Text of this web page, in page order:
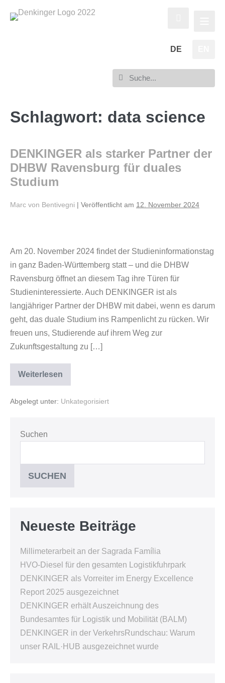
DE
Schlagwort: data science
DENKINGER als starker Partner der
DHBW Ravensburg für duales
Studium
Marc von Bentivegni | Veröffentlicht am 12. November 2024
Am 20. November 2024 findet der Studieninformationstag
in ganz Baden-Württemberg statt – und die DHBW
Ravensburg öffnet an diesem Tag ihre Türen für
Studieninteressierte. Auch DENKINGER ist als
langjähriger Partner der DHBW mit dabei, wenn es darum
geht, das duale Studium ins Rampenlicht zu rücken. Wir
freuen uns, Studierende auf ihrem Weg zur
Zukunftsgestaltung zu […]
Weiterlesen
Abgelegt unter: Unkategorisiert
Suchen
SUCHEN
Neueste Beiträge
Millimeterarbeit an der Sagrada Família
HVO-Diesel für den gesamten Logistikfuhrpark
DENKINGER als Vorreiter im Energy Excellence
Report 2025 ausgezeichnet
DENKINGER erhält Auszeichnung des
Bundesamtes für Logistik und Mobilität (BALM)
DENKINGER in der VerkehrsRundschau: Warum
unser RAIL·HUB ausgezeichnet wurde